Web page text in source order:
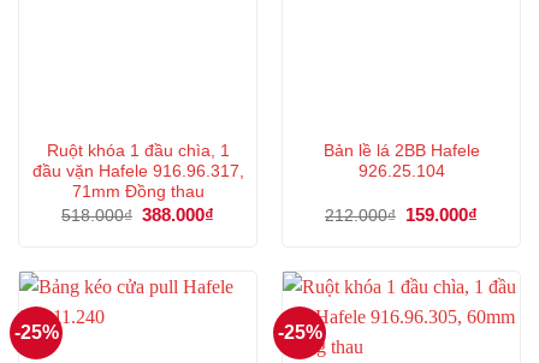
Ruột khóa 1 đầu chìa, 1
đầu vặn Hafele 916.96.317,
71mm Đồng thau
518.000₫ Giá
388.000₫
388.000₫.
Bản lề lá 2BB Hafele
926.25.104
212.000₫
Giá
159.000₫
-25% -25%